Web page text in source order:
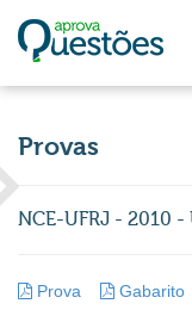
Provas
NCE-UFRJ - 2010
Prova Gabarito